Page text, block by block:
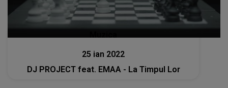
25 ian 2022
DJ PROJECT feat. EMAA - La Timpul Lor